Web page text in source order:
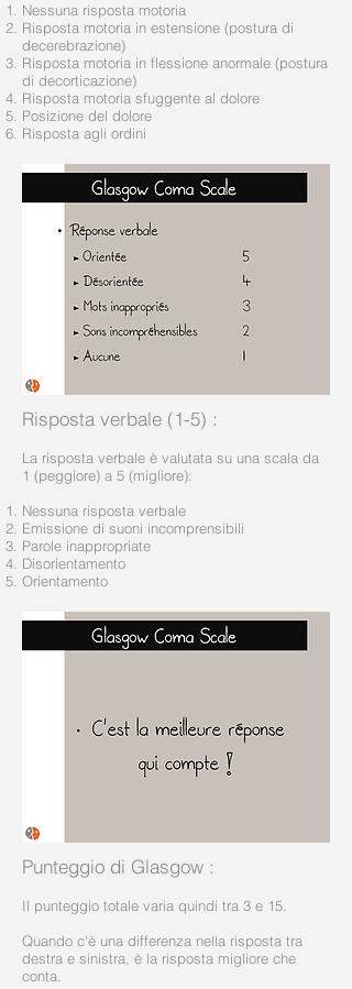
Nessuna risposta motoria
Risposta motoria in estensione (postura di
decerebrazione)
Risposta motoria in flessione anormale (postura
di decorticazione)
Risposta motoria sfuggente al dolore
Posizione del dolore
Risposta agli ordini
Risposta verbale (1-5) :
La risposta verbale è valutata su una scala da
1 (peggiore) a 5 (migliore):
Nessuna risposta verbale
Emissione di suoni incomprensibili
Parole inappropriate
Disorientamento
Orientamento
Punteggio di Glasgow :
Il punteggio totale varia quindi tra 3 e 15.
Quando c'è una differenza nella risposta tra
destra e sinistra, è la risposta migliore che
conta.